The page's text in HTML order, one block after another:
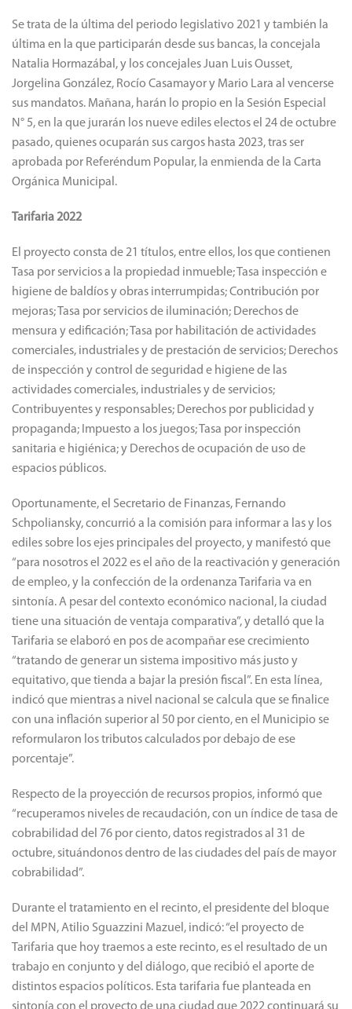
Se trata de la última del periodo legislativo 2021 y también la
última en la que participarán desde sus bancas, la concejala
Natalia Hormazábal, y los concejales Juan Luis Ousset,
Jorgelina González, Rocío Casamayor y Mario Lara al vencerse
sus mandatos. Mañana, harán lo propio en la Sesión Especial
N° 5, en la que jurarán los nueve ediles electos el 24 de octubre
pasado, quienes ocuparán sus cargos hasta 2023, tras ser
aprobada por Referéndum Popular, la enmienda de la Carta
Orgánica Municipal.
Tarifaria 2022
El proyecto consta de 21 títulos, entre ellos, los que contienen
Tasa por servicios a la propiedad inmueble; Tasa inspección e
higiene de baldíos y obras interrumpidas; Contribución por
mejoras; Tasa por servicios de iluminación; Derechos de
mensura y edificación; Tasa por habilitación de actividades
comerciales, industriales y de prestación de servicios; Derechos
de inspección y control de seguridad e higiene de las
actividades comerciales, industriales y de servicios;
Contribuyentes y responsables; Derechos por publicidad y
propaganda; Impuesto a los juegos; Tasa por inspección
sanitaria e higiénica; y Derechos de ocupación de uso de
espacios públicos.
Oportunamente, el Secretario de Finanzas, Fernando
Schpoliansky, concurrió a la comisión para informar a las y los
ediles sobre los ejes principales del proyecto, y manifestó que
“para nosotros el 2022 es el año de la reactivación y generación
de empleo, y la confección de la ordenanza Tarifaria va en
sintonía. A pesar del contexto económico nacional, la ciudad
tiene una situación de ventaja comparativa”, y detalló que la
Tarifaria se elaboró en pos de acompañar ese crecimiento
“tratando de generar un sistema impositivo más justo y
equitativo, que tienda a bajar la presión fiscal”. En esta línea,
indicó que mientras a nivel nacional se calcula que se finalice
con una inflación superior al 50 por ciento, en el Municipio se
reformularon los tributos calculados por debajo de ese
porcentaje”.
Respecto de la proyección de recursos propios, informó que
“recuperamos niveles de recaudación, con un índice de tasa de
cobrabilidad del 76 por ciento, datos registrados al 31 de
octubre, situándonos dentro de las ciudades del país de mayor
cobrabilidad”.
Durante el tratamiento en el recinto, el presidente del bloque
del MPN, Atilio Sguazzini Mazuel, indicó: “el proyecto de
Tarifaria que hoy traemos a este recinto, es el resultado de un
trabajo en conjunto y del diálogo, que recibió el aporte de
distintos espacios políticos. Esta tarifaria fue planteada en